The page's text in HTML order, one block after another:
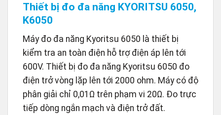
Thiết bị đo đa năng KYORITSU 6050,
K6050
Máy đo đa năng Kyoritsu 6050 là thiết bị
kiểm tra an toàn điện hỗ trợ điện áp lên tới
600V. Thiết bị đo đa năng Kyoritsu 6050 đo
điện trở vòng lặp lên tới 2000 ohm. Máy có độ
phân giải chỉ 0,01Ω trên phạm vi 20Ω. Đo trực
tiếp dòng ngắn mạch và điện trở đất.